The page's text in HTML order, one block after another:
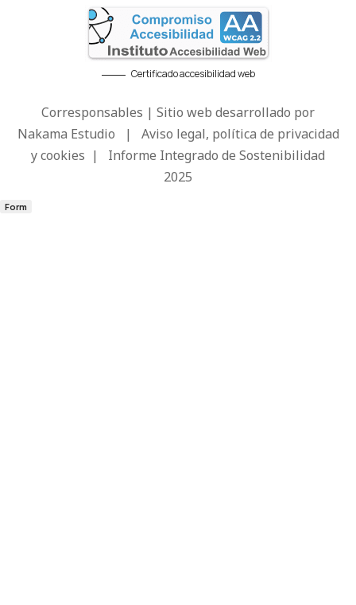
Certificado accesibilidad web
Corresponsables | Sitio web desarrollado por
Nakama Estudio | Aviso legal, política de privacidad
y cookies | Informe Integrado de Sostenibilidad
2025
Form